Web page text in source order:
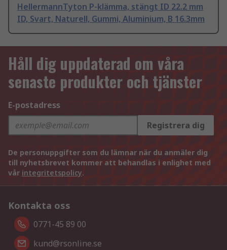
HellermannTyton P-klämma, stängt ID 22.2 mm
ID, Svart, Naturell, Gummi, Aluminium, B 16.3mm
Håll dig uppdaterad om våra
senaste produkter och tjänster
E-postadress
Registrera dig
De personuppgifter som du lämnar när du anmäler dig
till nyhetsbrevet kommer att behandlas i enlighet med
vår integritetspolicy.
Kontakta oss
0771-45 89 00
kund@rsonline.se